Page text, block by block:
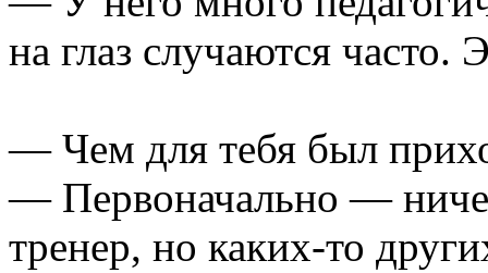
на глаз случаются часто.
— Чем для тебя был
— Первоначально —
тренер, но каких-то